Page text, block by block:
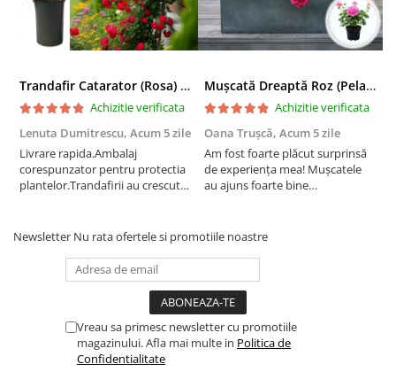
Trandafir Catarator (Rosa) Red Climber - 75cm
Achizitie verificata
Lenuta Dumitrescu, Acum 5 zile
Livrare rapida.Ambalaj
corespunzator pentru protectia
plantelor.Trandafirii au crescut
Mușcată Dreaptă Roz (Pelargonium Zonale)
Achizitie verificata
Oana Trușcă, Acum 5 zile
Am fost foarte plăcut surprinsă
de experiența mea! Mușcatele
au ajuns foarte bine
transportului. Se vede că au fost
Newsletter Nu rata ofertele si promotiile noastre
Vreau sa primesc newsletter cu promotiile
magazinului. Afla mai multe in Politica de
Confidentialitate